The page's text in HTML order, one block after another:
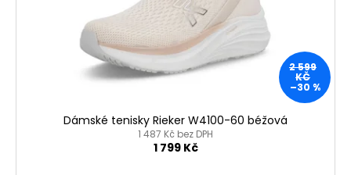
2 599
KČ
–30 %
Dámské tenisky Rieker W4100-60 béžová
1 487 Kč bez DPH
1 799 Kč